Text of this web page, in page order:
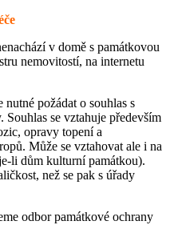
v domě s památkovou
nemovitostí, na internetu
požádat o souhlas s
se vztahuje především
opravy topení a
Může se vztahovat ale i na
li dům kulturní památkou).
než se pak s úřady
odbor památkové ochrany